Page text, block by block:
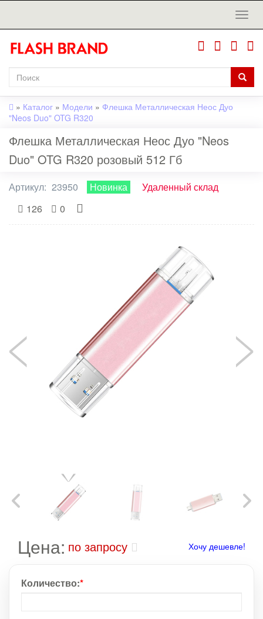
» Каталог » Модели » Флешка Металлическая Неос Дуо
"Neos Duo" OTG R320
Флешка Металлическая Неос Дуо "Neos
Duo" OTG R320 розовый 512 Гб
Артикул: 23950 Новинка
Удаленный склад
126
0
Цена: по запросу Хочу дешевле!
Количество:*